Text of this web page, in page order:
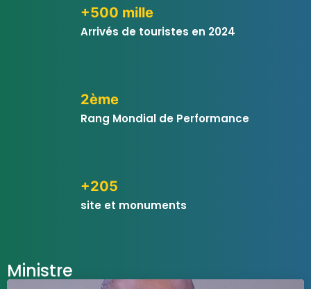
+500 mille
Arrivés de touristes en 2024
2ème
Rang Mondial de Performance
+205
site et monuments
Ministre